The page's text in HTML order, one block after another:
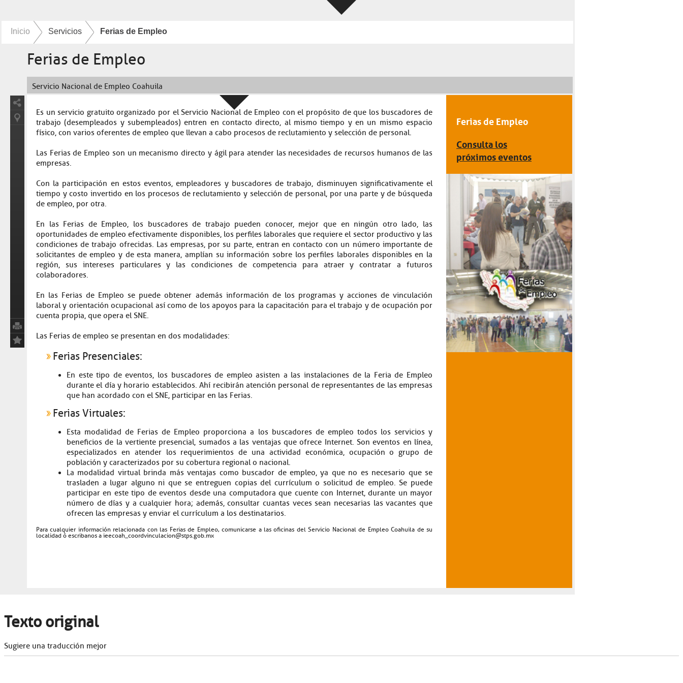
Inicio Servicios Ferias de Empleo
Ferias de Empleo
Servicio Nacional de Empleo Coahuila
Es un servicio gratuito organizado por el Servicio Nacional de Empleo con el propósito de que los buscadores de
trabajo (desempleados y subempleados) entren en contacto directo, al mismo tiempo y en un mismo espacio
físico, con varios oferentes de empleo que llevan a cabo procesos de reclutamiento y selección de personal.
Las Ferias de Empleo son un mecanismo directo y ágil para atender las necesidades de recursos humanos de las
empresas.
Con la participación en estos eventos, empleadores y buscadores de trabajo, disminuyen significativamente el
tiempo y costo invertido en los procesos de reclutamiento y selección de personal, por una parte y de búsqueda
de empleo, por otra.
En las Ferias de Empleo, los buscadores de trabajo pueden conocer, mejor que en ningún otro lado, las
oportunidades de empleo efectivamente disponibles, los perfiles laborales que requiere el sector productivo y las
condiciones de trabajo ofrecidas. Las empresas, por su parte, entran en contacto con un número importante de
solicitantes de empleo y de esta manera, amplían su información sobre los perfiles laborales disponibles en la
región, sus intereses particulares y las condiciones de competencia para atraer y contratar a futuros
colaboradores.
En las Ferias de Empleo se puede obtener además información de los programas y acciones de vinculación
laboral y orientación ocupacional así como de los apoyos para la capacitación para el trabajo y de ocupación por
cuenta propia, que opera el SNE.
Las Ferias de empleo se presentan en dos modalidades:
Ferias Presenciales:
En este tipo de eventos, los buscadores de empleo asisten a las instalaciones de la Feria de Empleo
durante el día y horario establecidos. Ahí recibirán atención personal de representantes de las empresas
que han acordado con el SNE, participar en las Ferias.
Ferias Virtuales:
Esta modalidad de Ferias de Empleo proporciona a los buscadores de empleo todos los servicios y
beneficios de la vertiente presencial, sumados a las ventajas que ofrece Internet. Son eventos en línea,
especializados en atender los requerimientos de una actividad económica, ocupación o grupo de
población y caracterizados por su cobertura regional o nacional.
La modalidad virtual brinda más ventajas como buscador de empleo, ya que no es necesario que se
trasladen a lugar alguno ni que se entreguen copias del currículum o solicitud de empleo. Se puede
participar en este tipo de eventos desde una computadora que cuente con Internet, durante un mayor
número de días y a cualquier hora; además, consultar cuantas veces sean necesarias las vacantes que
ofrecen las empresas y enviar el currículum a los destinatarios.
Para cualquier información relacionada con las Ferias de Empleo, comunicarse a las oficinas del Servicio Nacional de Empleo Coahuila de su
localidad ó escribanos a ieecoah_coordvinculacion@stps.gob.mx
Ferias de Empleo
Consulta los
próximos eventos
Texto original
Sugiere una traducción mejor